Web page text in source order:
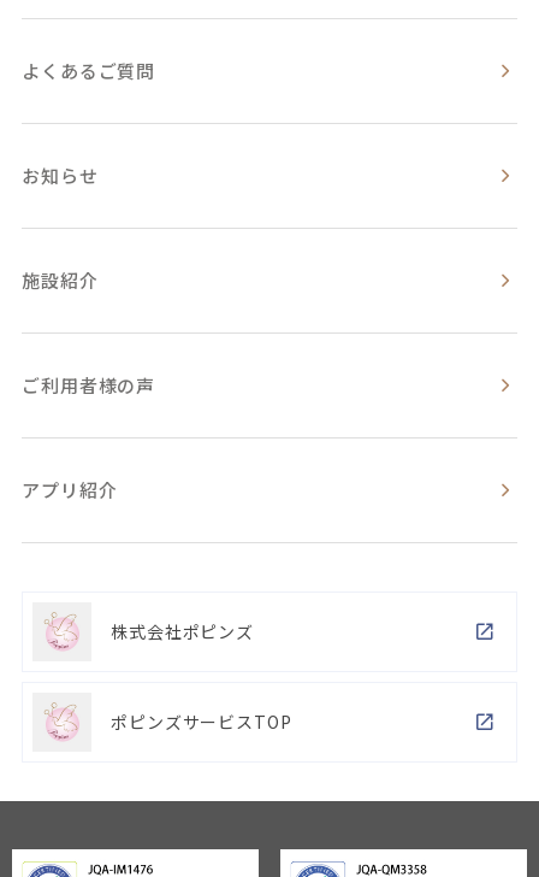
よくあるご質問
お知らせ
施設紹介
ご利用者様の声
アプリ紹介
株式会社ポピンズ
ポピンズサービスTOP